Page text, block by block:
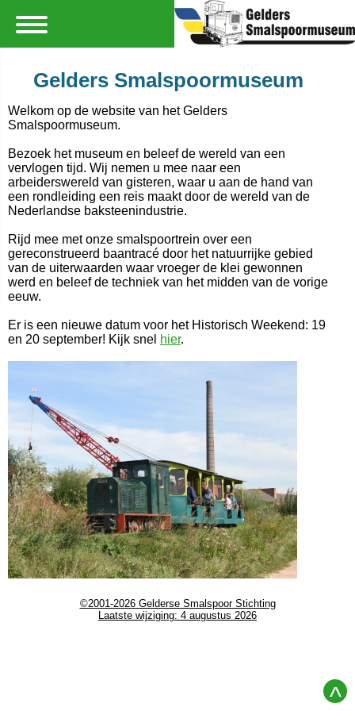
Gelders Smalspoormuseum
Welkom op de website van het Gelders
Smalspoormuseum.
Bezoek het museum en beleef de wereld van een
vervlogen tijd. Wij nemen u mee naar een
arbeiderswereld van gisteren, waar u aan de hand van
een rondleiding een reis maakt door de wereld van de
Nederlandse baksteenindustrie.
Rijd mee met onze smalspoortrein over een
gereconstrueerd baantracé door het natuurrijke gebied
van de uiterwaarden waar vroeger de klei gewonnen
werd en beleef de techniek van het midden van de vorige
eeuw.
Er is een nieuwe datum voor het Historisch Weekend: 19
en 20 september! Kijk snel hier.
©2001-2026 Gelderse Smalspoor Stichting
Laatste wijziging: 4 augustus 2026
^